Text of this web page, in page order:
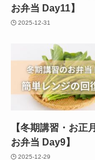
お弁当 Day11】
2025-12-31
【冬期講習・お正
お弁当 Day9】
2025-12-29